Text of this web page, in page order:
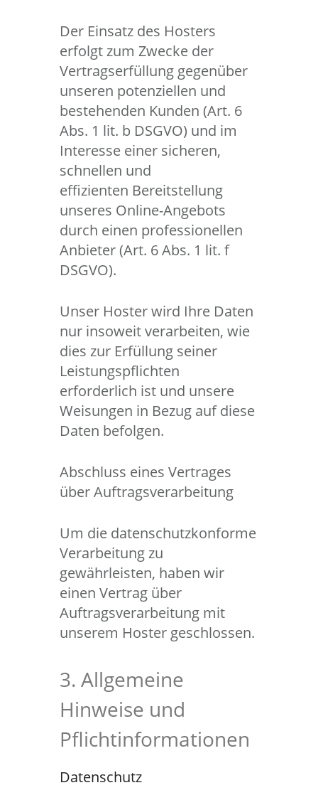
Der Einsatz des Hosters
erfolgt zum Zwecke der
Vertragserfüllung gegenüber
unseren potenziellen und
bestehenden Kunden (Art. 6
Abs. 1 lit. b DSGVO) und im
Interesse einer sicheren,
schnellen und
effizienten Bereitstellung
unseres Online-Angebots
durch einen professionellen
Anbieter (Art. 6 Abs. 1 lit. f
DSGVO).
Unser Hoster wird Ihre Daten
nur insoweit verarbeiten, wie
dies zur Erfüllung seiner
Leistungspflichten
erforderlich ist und unsere
Weisungen in Bezug auf diese
Daten befolgen.
Abschluss eines Vertrages
über Auftragsverarbeitung
Um die datenschutzkonforme
Verarbeitung zu
gewährleisten, haben wir
einen Vertrag über
Auftragsverarbeitung mit
unserem Hoster geschlossen.
3. Allgemeine
Hinweise und
Pflichtinformationen
Datenschutz